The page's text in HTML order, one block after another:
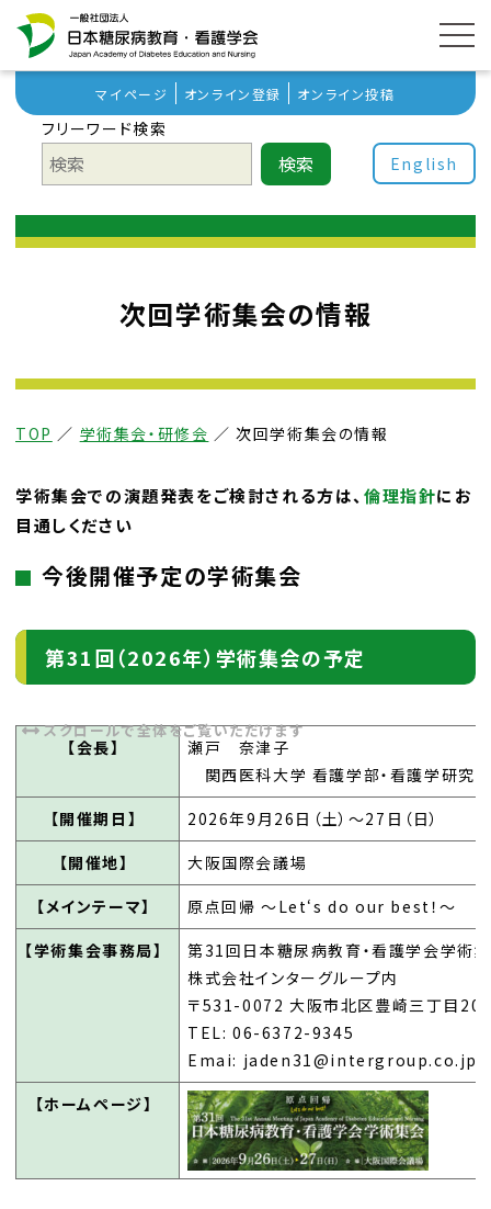
マイページ オンライン登録 オンライン投稿
フリーワード検索
検索 English
次回学術集会の情報
TOP ／ 学術集会・研修会 ／次回学術集会の情報
学術集会での演題発表をご検討される方は、倫理指針にお
目通しください
今後開催予定の学術集会
第31回（2026年）学術集会の予定
【会長】
瀬戸 奈津子
関西医科大学 看護学部・看護学研究
【開催期日】
2026年9月26日（土）～27日（日）
【開催地】
大阪国際会議場
【メインテーマ】
原点回帰 ～Let‘s do our best！～
【学術集会事務局】
第31回日本糖尿病教育・看護学会学術
株式会社インターグループ内
〒531-0072 大阪市北区豊崎三丁目20-
TEL: 06-6372-9345
Emai: jaden31@intergroup.co.jp
【ホームページ】